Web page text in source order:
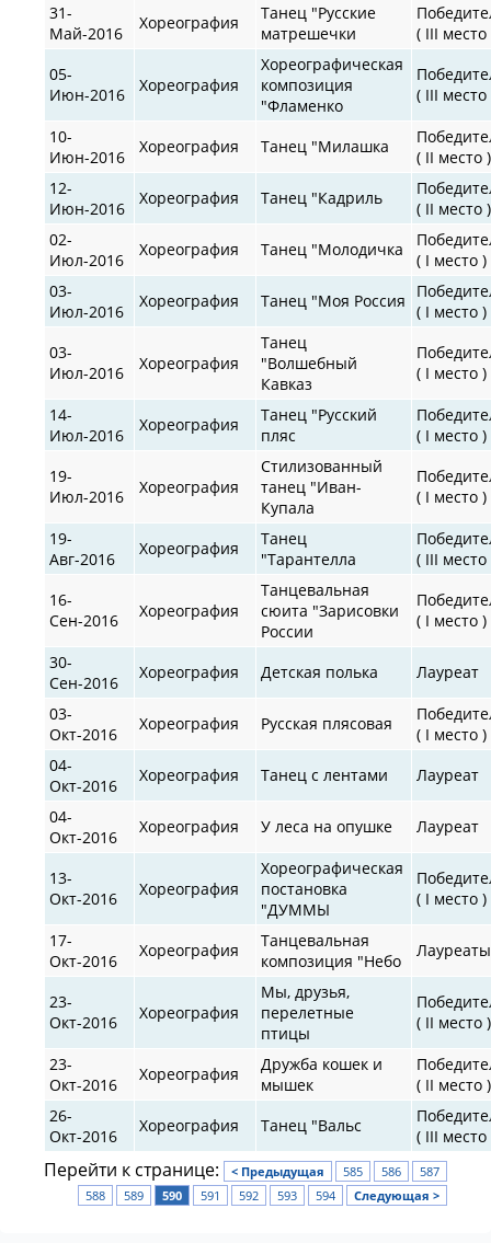
31-
Май-2016
Хореография
Танец "Русские
матрешечки
( III место
05-
Июн-2016
Хореография
Хореографическая
композиция
"Фламенко
( III место
10-
Июн-2016
Хореография Танец "Милашка
( II место )
12-
Июн-2016
Хореография Танец "Кадриль
( II место )
02-
Июл-2016
Хореография Танец "Молодичка
( I место )
03-
Июл-2016
Хореография Танец "Моя Россия
( I место )
03-
Июл-2016
Хореография
Танец
"Волшебный
Кавказ
( I место )
14-
Июл-2016
Хореография
Танец "Русский
пляс
( I место )
19-
Июл-2016
Хореография
Стилизованный
танец "Иван-
Купала
( I место )
19-
Авг-2016
Хореография
Танец
"Тарантелла
( III место
16-
Сен-2016
Хореография
Танцевальная
сюита "Зарисовки
России
( I место )
30-
Сен-2016
Хореография Детская полька
Лауреат
03-
Окт-2016
Хореография Русская плясовая
( I место )
04-
Окт-2016
Хореография Танец с лентами
Лауреат
04-
Окт-2016
Хореография У леса на опушке Лауреат
13-
Окт-2016
Хореография
Хореографическая
постановка
"ДУММЫ
( I место )
17-
Окт-2016
Хореография
Танцевальная
композиция "Небо
Лауреаты
23-
Окт-2016
Хореография
Мы, друзья,
перелетные
птицы
( II место )
23-
Окт-2016
Хореография
Дружба кошек и
мышек
( II место )
26-
Окт-2016
Хореография Танец "Вальс
( III место
Перейти к странице: < Предыдущая 585 586
587
588
589 590 591 592 593 594 Следующая >